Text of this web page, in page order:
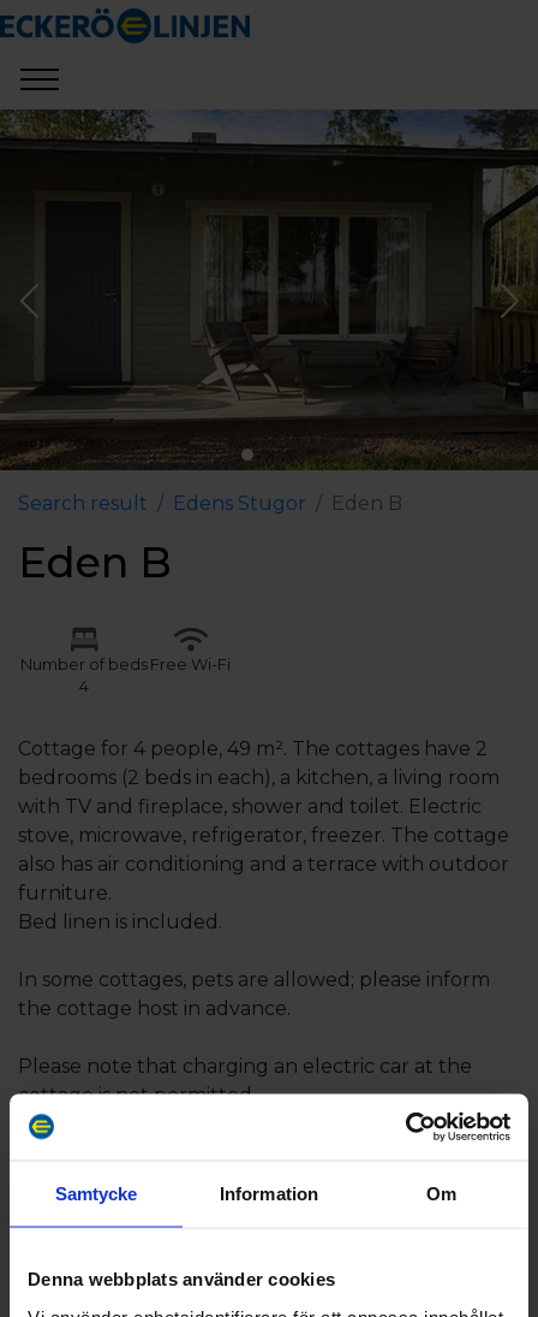
Samtycke Information Om
Denna webbplats använder cookies
Search result Edens Stugor Eden B
Eden B
Number of beds
4
Free Wi-Fi
Cottage for 4 people, 49 m². The cottages have 2
bedrooms (2 beds in each), a kitchen, a living room
with TV and fireplace, shower and toilet. Electric
stove, microwave, refrigerator, freezer. The cottage
also has air conditioning and a terrace with outdoor
furniture.
Bed linen is included.
In some cottages, pets are allowed; please inform
the cottage host in advance.
Please note that charging an electric car at the
cottage is not permitted.
AMENITIES
Number of beds: 4